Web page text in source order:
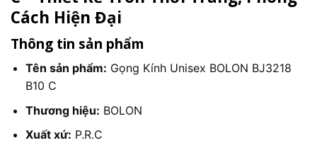
Cách Hiện Đại
Thông tin sản phẩm
Tên sản phẩm: Gọng Kính Unisex BOLON BJ3218
B10 C
Thương hiệu: BOLON
Xuất xứ: P.R.C